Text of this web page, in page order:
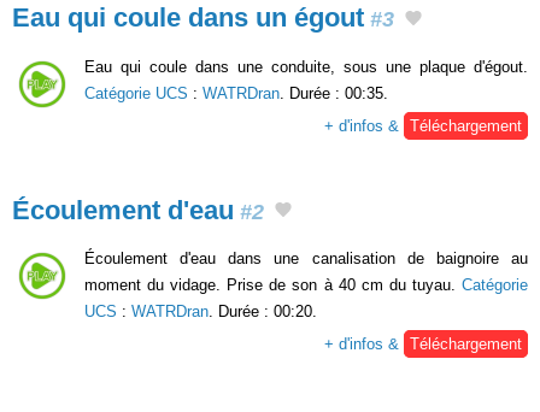
Eau qui coule dans un égout #3
Eau qui coule dans une conduite, sous une plaque d'égout.
Catégorie UCS : WATRDran . Durée : 00:35.
+ d'infos &
Téléchargement
Écoulement d'eau #2
Écoulement d'eau dans une canalisation de baignoire au
moment du vidage. Prise de son à 40 cm du tuyau. Catégorie
UCS : WATRDran. Durée : 00:20.
+ d'infos & Téléchargement